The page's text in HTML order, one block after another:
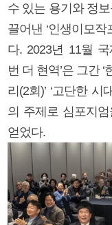
수 있는 용기와 정
끌어낸 ‘인생이모
다. 2023년 11월 국
번 더 현역’은 그간
리(2회)’ ‘고단한
의 주제로 심포지
얻었다.